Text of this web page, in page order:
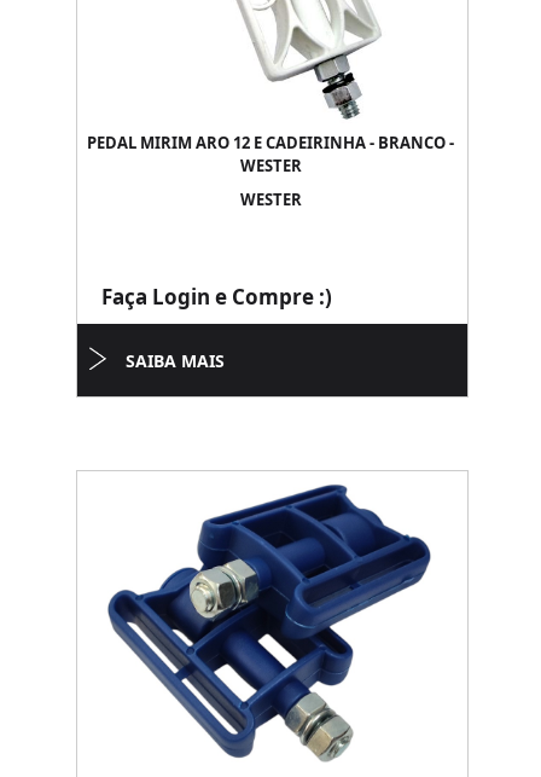
PEDAL MIRIM ARO 12 E CADEIRINHA - BRANCO -
WESTER
WESTER
Faça Login e Compre :)
SAIBA MAIS